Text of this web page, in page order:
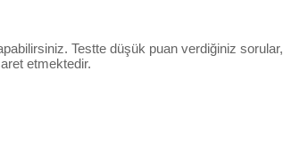
Testte düşük puan verdiğiniz sorular,
etmektedir.